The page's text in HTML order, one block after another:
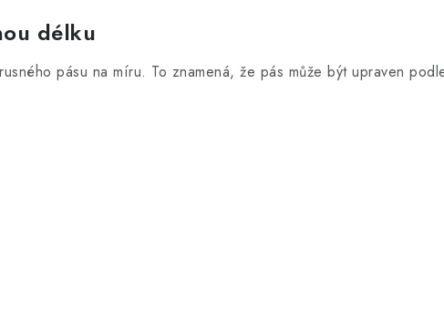
délku
pásu na míru. To znamená, že pás může být upraven